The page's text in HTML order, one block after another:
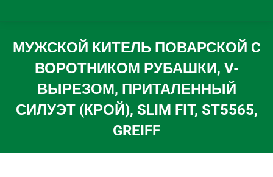
МУЖСКОЙ КИТЕЛЬ ПОВАРСКОЙ C
ВОРОТНИКОМ РУБАШКИ, V-
ВЫРЕЗОМ, ПРИТАЛЕННЫЙ
СИЛУЭТ (КРОЙ), SLIM FIT, ST5565,
GREIFF
Вы здесь: